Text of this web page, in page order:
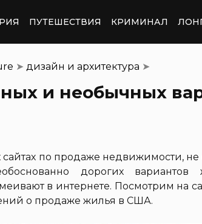
ПУТЕШЕСТВИЯ КРИМИНАЛ
➤ дизайн и архитектура ➤
и необычных
по продаже недвижимости, не
дорогих
в интернете. Посмотрим на
о продаже жилья в США.